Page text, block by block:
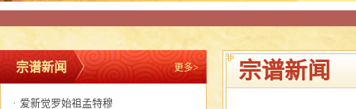
宗谱新闻 更多>
· 爱新觉罗始祖孟特穆
宗谱新闻